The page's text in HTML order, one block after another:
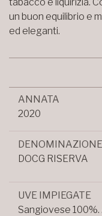
un buon equilibrio e
ed eleganti.
ANNATA
2020
DENOMINAZIONE
DOCG RISERVA
UVE IMPIEGATE
Sangiovese